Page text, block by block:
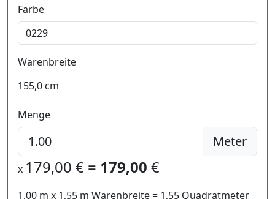
Farbe
Warenbreite
155,0 cm
Menge
Meter
x 179,00 € = 179,00 €
1,00 m x 1,55 m Warenbreite = 1,55 Quadratmeter